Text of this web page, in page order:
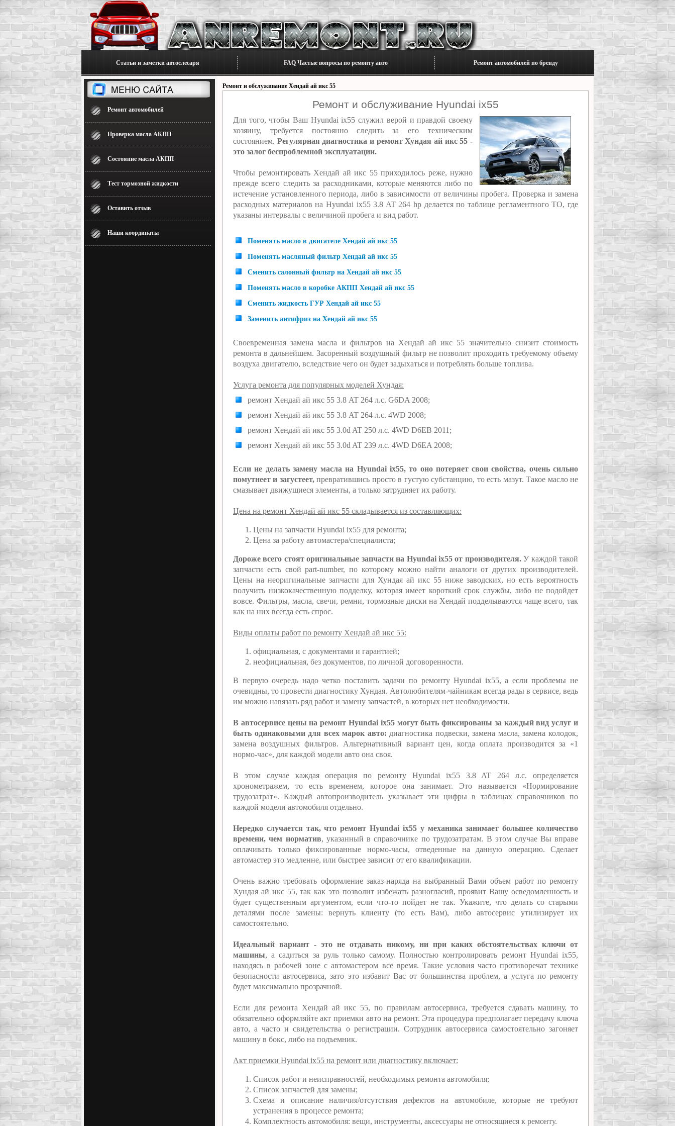
Статьи и заметки автослесаря FAQ Частые вопросы по ремонту авто Ремонт автомобилей по бренду
Ремонт автомобилей
Проверка масла АКПП
Состояние масла АКПП
Тест тормозной жидкости
Оставить отзыв
Наши координаты
Ремонт и обслуживание Хендай ай икс 55
Ремонт и обслуживание Hyundai ix55
Для того, чтобы Ваш Hyundai ix55 служил верой и правдой своему
хозяину, требуется постоянно следить за его техническим
состоянием. Регулярная диагностика и ремонт Хундая ай икс 55 -
это залог беспроблемной эксплуатации.
Чтобы ремонтировать Хендай ай икс 55 приходилось реже, нужно
прежде всего следить за расходниками, которые меняются либо по
истечение установленного периода, либо в зависимости от величины пробега. Проверка и замена
расходных материалов на Hyundai ix55 3.8 AT 264 hp делается по таблице регламентного ТО, где
указаны интервалы с величиной пробега и вид работ.
Поменять масло в двигателе Хендай ай икс 55
Поменять масляный фильтр Хендай ай икс 55
Сменить салонный фильтр на Хендай ай икс 55
Поменять масло в коробке АКПП Хендай ай икс 55
Сменить жидкость ГУР Хендай ай икс 55
Заменить антифриз на Хендай ай икс 55
Своевременная замена масла и фильтров на Хендай ай икс 55 значительно снизит стоимость
ремонта в дальнейшем. Засоренный воздушный фильтр не позволит проходить требуемому объему
воздуха двигателю, вследствие чего он будет задыхаться и потреблять больше топлива.
Услуга ремонта для популярных моделей Хундая:
ремонт Хендай ай икс 55 3.8 AT 264 л.с. G6DA 2008;
ремонт Хендай ай икс 55 3.8 AT 264 л.с. 4WD 2008;
ремонт Хендай ай икс 55 3.0d AT 250 л.с. 4WD D6EB 2011;
ремонт Хендай ай икс 55 3.0d AT 239 л.с. 4WD D6EA 2008;
Если не делать замену масла на Hyundai ix55, то оно потеряет свои свойства, очень сильно
помутнеет и загустеет,превратившись просто в густую субстанцию, то есть мазут. Такое масло не
смазывает движущиеся элементы, а только затрудняет их работу.
Цена на ремонт Хендай ай икс 55 складывается из составляющих:
Цены на запчасти Hyundai ix55 для ремонта;
Цена за работу автомастера/специалиста;
Дороже всего стоят оригинальные запчасти на Hyundai ix55 от производителя.У каждой такой
запчасти есть свой part-number, по которому можно найти аналоги от других производителей.
Цены на неоригинальные запчасти для Хундая ай икс 55 ниже заводских, но есть вероятность
получить низкокачественную подделку, которая имеет короткий срок службы, либо не подойдет
вовсе. Фильтры, масла, свечи, ремни, тормозные диски на Хендай подделываются чаще всего, так
как на них всегда есть спрос.
Виды оплаты работ по ремонту Хендай ай икс 55:
официальная, с документами и гарантией;
неофициальная, без документов, по личной договоренности.
В первую очередь надо четко поставить задачи по ремонту Hyundai ix55, а если проблемы не
очевидны, то провести диагностику Хундая. Автолюбителям-чайникам всегда рады в сервисе, ведь
им можно навязать ряд работ и замену запчастей, в которых нет необходимости.
В автосервисе цены на ремонт Hyundai ix55 могут быть фиксированы за каждый вид услуг и
быть одинаковыми для всех марок авто: диагностика подвески, замена масла, замена колодок,
замена воздушных фильтров. Альтернативный вариант цен, когда оплата производится за «1
нормо-час», для каждой модели авто она своя.
В этом случае каждая операция по ремонту Hyundai ix55 3.8 AT 264 л.с. определяется
хронометражем, то есть временем, которое она занимает. Это называется «Нормирование
трудозатрат». Каждый автопроизводитель указывает эти цифры в таблицах справочников по
каждой модели автомобиля отдельно.
Нередко случается так, что ремонт Hyundai ix55 у механика занимает большее количество
времени, чем норматив, указанный в справочнике по трудозатратам. В этом случае Вы вправе
оплачивать только фиксированные нормо-часы, отведенные на данную операцию. Сделает
автомастер это медленне, или быстрее зависит от его квалификации.
Очень важно требовать оформление заказ-наряда на выбранный Вами объем работ по ремонту
Хундая ай икс 55, так как это позволит избежать разногласий, проявит Вашу осведомленность и
будет существенным аргументом, если что-то пойдет не так. Укажите, что делать со старыми
деталями после замены: вернуть клиенту (то есть Вам), либо автосервис утилизирует их
самостоятельно.
Идеальный вариант - это не отдавать никому, ни при каких обстоятельствах ключи от
машины, а садиться за руль только самому. Полностью контролировать ремонт Hyundai ix55,
находясь в рабочей зоне с автомастером все время. Такие условия часто противоречат технике
безопасности автосервиса, зато это избавит Вас от большинства проблем, а услуга по ремонту
будет максимально прозрачной.
Если для ремонта Хендай ай икс 55, по правилам автосервиса, требуется сдавать машину, то
обязательно оформляйте акт приемки авто на ремонт. Эта процедура предполагает передачу ключа
авто, а часто и свидетельства о регистрации. Сотрудник автосервиса самостоятельно загоняет
машину в бокс, либо на подъемник.
Акт приемки Hyundai ix55 на ремонт или диагностику включает:
Список работ и неисправностей, необходимых ремонта автомобиля;
Список запчастей для замены;
Схема и описание наличия/отсутствия дефектов на автомобиле, которые не требуют
устранения в процессе ремонта;
Комплектность автомобиля: вещи, инструменты, аксессуары не относящиеся к ремонту.